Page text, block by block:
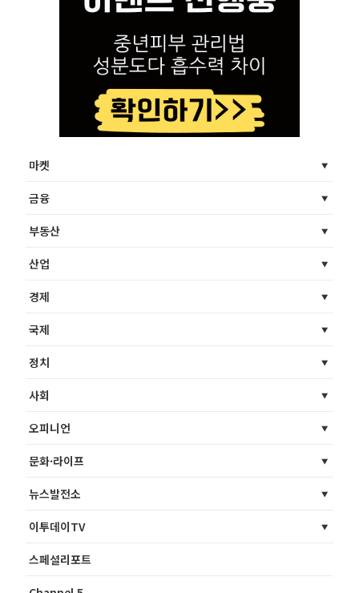
마켓
금융
부동산
산업
경제
국제
정치
사회
오피니언
문화·라이프
뉴스발전소
이투데이TV
스페셜리포트